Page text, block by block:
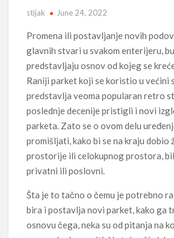
stijak June 24, 2022
Promena ili postavljanje novih
glavnih stvari u svakom enterijeru,
predstavljaju osnov od kojeg se
Raniji parket koji se koristio u većini
predstavlja veoma popularan retro
poslednje decenije pristigli i novi
parketa. Zato se o ovom delu
promišljati, kako bi se na kraju dobio
prostorije ili celokupnog prostora,
privatni ili poslovni.
Šta je to tačno o čemu je potrebno
bira i postavlja novi parket, kako ga
osnovu čega, neka su od pitanja na